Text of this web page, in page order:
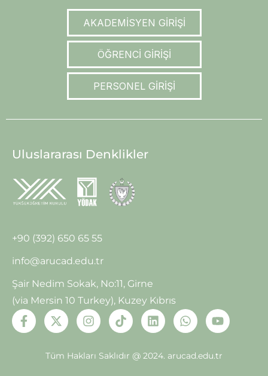
AKADEMİSYEN GİRİŞİ
ÖĞRENCİ GİRİŞİ
PERSONEL GİRİŞİ
Uluslararası Denklikler
+90 (392) 650 65 55
info@arucad.edu.tr
Şair Nedim Sokak, No:11, Girne
(via Mersin 10 Turkey), Kuzey Kıbrıs
Tüm Hakları Saklıdır @ 2024. arucad.edu.tr